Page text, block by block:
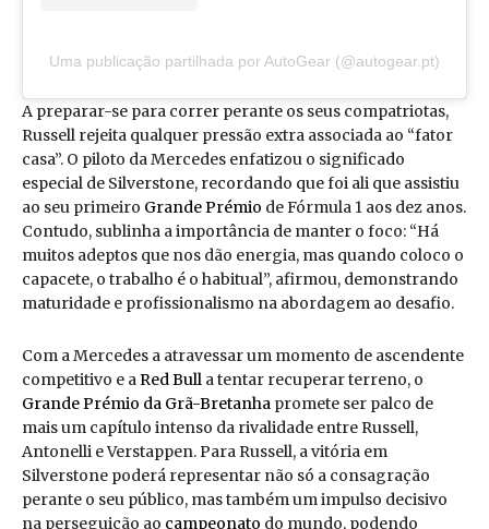
Uma publicação partilhada por AutoGear (@autogear.pt)
A preparar-se para correr perante os seus compatriotas,
Russell rejeita qualquer pressão extra associada ao “fator
casa”. O piloto da Mercedes enfatizou o significado
especial de Silverstone, recordando que foi ali que assistiu
ao seu primeiro Grande Prémio de Fórmula 1 aos dez anos.
Contudo, sublinha a importância de manter o foco: “Há
muitos adeptos que nos dão energia, mas quando coloco o
capacete, o trabalho é o habitual”, afirmou, demonstrando
maturidade e profissionalismo na abordagem ao desafio.
Com a Mercedes a atravessar um momento de ascendente
competitivo e aRed Bull a tentar recuperar terreno, o
Grande Prémio da Grã-Bretanha promete ser palco de
mais um capítulo intenso da rivalidade entre Russell,
Antonelli e Verstappen. Para Russell, a vitória em
Silverstone poderá representar não só a consagração
perante o seu público, mas também um impulso decisivo
na perseguição ao campeonato do mundo, podendo